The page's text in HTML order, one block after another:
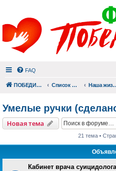
FAQ
ПОБЕДИШЬ.РУ Список форумов Наша жизнь (не
Умелые ручки
Новая тема
21 тема •
Кабинет врача